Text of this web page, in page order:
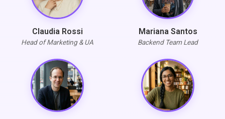
Claudia Rossi
Head of Marketing & UA
Mariana Santos
Backend Team Lead